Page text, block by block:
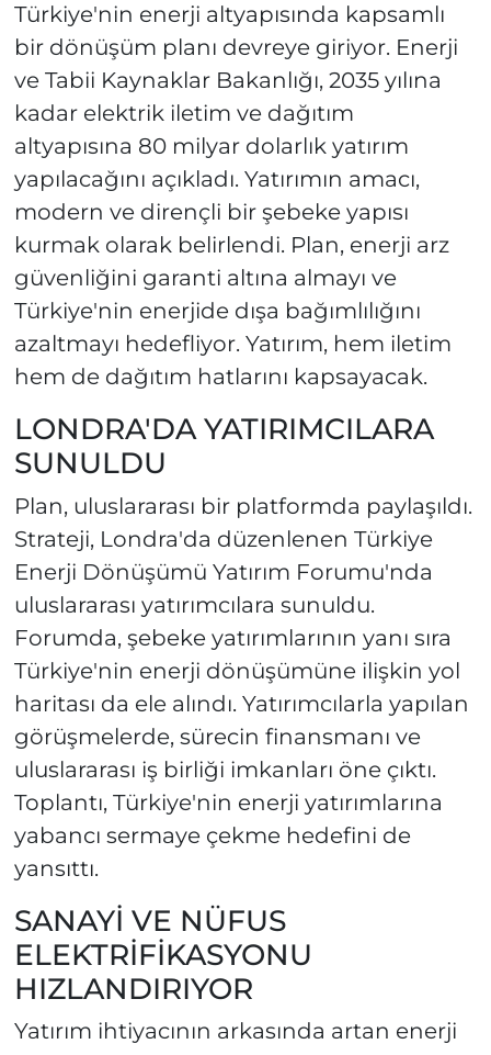
Türkiye'nin enerji altyapısında kapsamlı
bir dönüşüm planı devreye giriyor. Enerji
ve Tabii Kaynaklar Bakanlığı, 2035 yılına
kadar elektrik iletim ve dağıtım
altyapısına 80 milyar dolarlık yatırım
yapılacağını açıkladı. Yatırımın amacı,
modern ve dirençli bir şebeke yapısı
kurmak olarak belirlendi. Plan, enerji arz
güvenliğini garanti altına almayı ve
Türkiye'nin enerjide dışa bağımlılığını
azaltmayı hedefliyor. Yatırım, hem iletim
hem de dağıtım hatlarını kapsayacak.
LONDRA'DA YATIRIMCILARA
SUNULDU
Plan, uluslararası bir platformda paylaşıldı.
Strateji, Londra'da düzenlenen Türkiye
Enerji Dönüşümü Yatırım Forumu'nda
uluslararası yatırımcılara sunuldu.
Forumda, şebeke yatırımlarının yanı sıra
Türkiye'nin enerji dönüşümüne ilişkin yol
haritası da ele alındı. Yatırımcılarla yapılan
görüşmelerde, sürecin finansmanı ve
uluslararası iş birliği imkanları öne çıktı.
Toplantı, Türkiye'nin enerji yatırımlarına
yabancı sermaye çekme hedefini de
yansıttı.
SANAYİ VE NÜFUS
ELEKTRİFİKASYONU
HIZLANDIRIYOR
Yatırım ihtiyacının arkasında artan enerji